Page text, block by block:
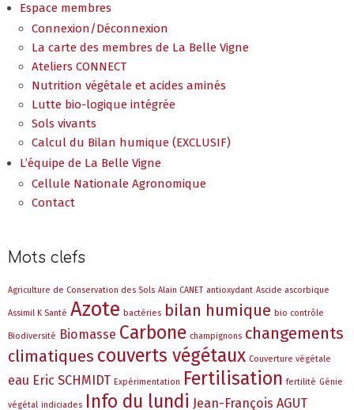
Espace membres
Connexion/Déconnexion
La carte des membres de La Belle Vigne
Ateliers CONNECT
Nutrition végétale et acides aminés
Lutte bio-logique intégrée
Sols vivants
Calcul du Bilan humique (EXCLUSIF)
L’équipe de La Belle Vigne
Cellule Nationale Agronomique
Contact
Mots clefs
Agriculture de Conservation des Sols Alain CANET antioxydant Ascide ascorbique
Assimil K Santé Azote bactéries bilan humique bio contrôle
Biodiversité Biomasse Carbone champignons changements
climatiques couverts végétaux Couverture végétale
eau Eric SCHMIDT Expérimentation Fertilisation fertilité Génie
végétal indiciades Info du lundi Jean-François AGUT